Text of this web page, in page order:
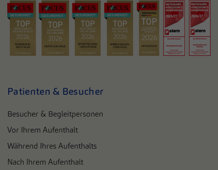
Patienten & Besucher
Besucher & Begleitpersonen
Vor Ihrem Aufenthalt
Während Ihres Aufenthalts
Nach Ihrem Aufenthalt